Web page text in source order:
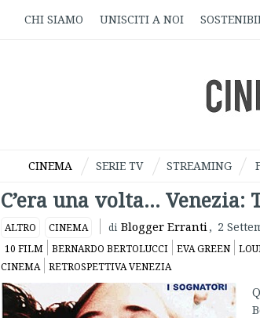
CHI SIAMO UNISCITI A NOI
CINEMA SERIE TV STREAMING
C’era una volta… Venezia:
ALTRO CINEMA di Blogger Erranti, 2
10 FILM BERNARDO BERTOLUCCI EVA GREEN
CINEMA
RETROSPETTIVA VENEZIA